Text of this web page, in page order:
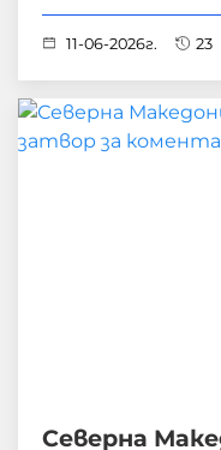
11-06-2026г. 23
Северна